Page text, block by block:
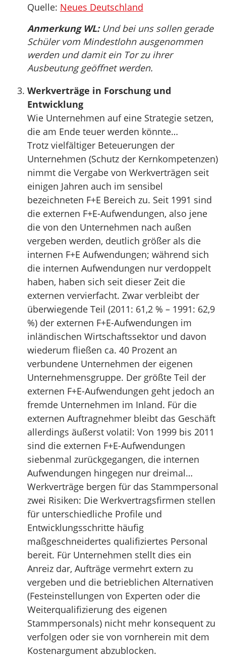
Quelle: Neues Deutschland
Anmerkung WL:Und bei uns sollen gerade
Schüler vom Mindestlohn ausgenommen
werden und damit ein Tor zu ihrer
Ausbeutung geöffnet werden.
Werkverträge in Forschung und
Entwicklung
Wie Unternehmen auf eine Strategie setzen,
die am Ende teuer werden könnte…
Trotz vielfältiger Beteuerungen der
Unternehmen (Schutz der Kernkompetenzen)
nimmt die Vergabe von Werkverträgen seit
einigen Jahren auch im sensibel
bezeichneten F+E Bereich zu. Seit 1991 sind
die externen F+E-Aufwendungen, also jene
die von den Unternehmen nach außen
vergeben werden, deutlich größer als die
internen F+E Aufwendungen; während sich
die internen Aufwendungen nur verdoppelt
haben, haben sich seit dieser Zeit die
externen vervierfacht. Zwar verbleibt der
überwiegende Teil (2011: 61,2 % – 1991: 62,9
%) der externen F+E-Aufwendungen im
inländischen Wirtschaftssektor und davon
wiederum fließen ca. 40 Prozent an
verbundene Unternehmen der eigenen
Unternehmensgruppe. Der größte Teil der
externen F+E-Aufwendungen geht jedoch an
fremde Unternehmen im Inland. Für die
externen Auftragnehmer bleibt das Geschäft
allerdings äußerst volatil: Von 1999 bis 2011
sind die externen F+E-Aufwendungen
siebenmal zurückgegangen, die internen
Aufwendungen hingegen nur dreimal…
Werkverträge bergen für das Stammpersonal
zwei Risiken: Die Werkvertragsfirmen stellen
für unterschiedliche Profile und
Entwicklungsschritte häufig
maßgeschneidertes qualifiziertes Personal
bereit. Für Unternehmen stellt dies ein
Anreiz dar, Aufträge vermehrt extern zu
vergeben und die betrieblichen Alternativen
(Festeinstellungen von Experten oder die
Weiterqualifizierung des eigenen
Stammpersonals) nicht mehr konsequent zu
verfolgen oder sie von vornherein mit dem
Kostenargument abzublocken.